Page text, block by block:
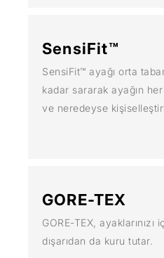
SensiFit™
SensiFit™ ayağı orta
kadar sararak ayağın
ve neredeyse
GORE-TEX
GORE-TEX,
dışarıdan da kuru tutar.